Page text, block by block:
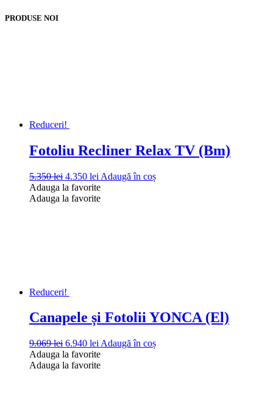
PRODUSE NOI
Reduceri!
Fotoliu Recliner Relax TV (Bm)
5.350lei Prețul
inițial
a
4.350 lei Prețul
curent
este:
Adaugă în coș
Adauga la favorite
Adauga la favorite
Reduceri!
Canapele și Fotolii YONCA (El)
9.069lei Prețul
inițial
a
6.940 lei Prețul
curent
este:
Adaugă în coș
Adauga la favorite
Adauga la favorite